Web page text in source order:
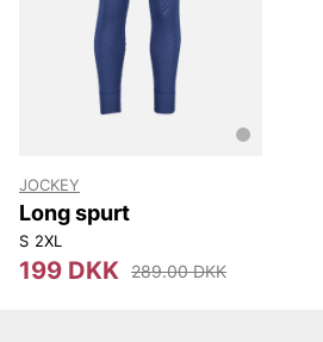
JOCKEY
Long spurt
S 2XL
199 DKK 289.00 DKK